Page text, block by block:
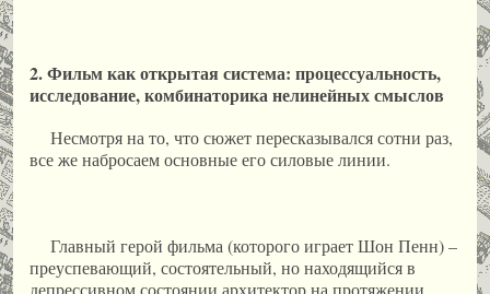
2. Фильм как открытая система: процессуальность,
исследование, комбинаторика нелинейных смыслов
Несмотря на то, что сюжет пересказывался сотни раз,
все же набросаем основные его силовые линии.
Главный герой фильма (которого играет Шон Пенн) –
преуспевающий, состоятельный, но находящийся в
депрессивном состоянии архитектор на протяжении